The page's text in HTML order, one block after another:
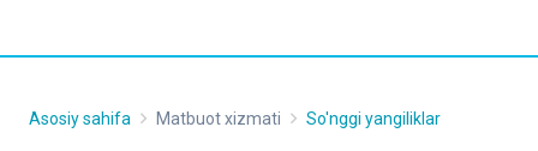
KONTAKTLAR
Asosiy sahifa Matbuot xizmati So'nggi yangiliklar